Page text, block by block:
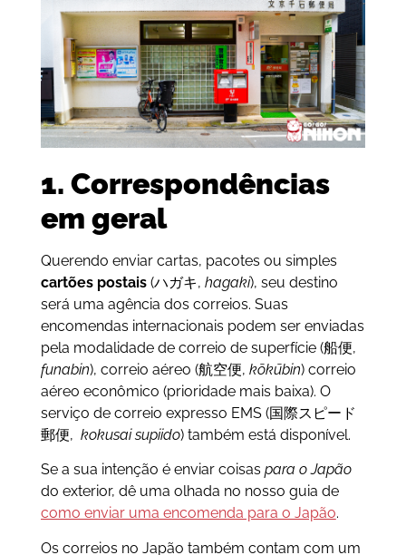
1. Correspondências
em geral
Querendo enviar cartas, pacotes ou simples
cartões postais(ハガキ, hagaki), seu destino
será uma agência dos correios. Suas
encomendas internacionais podem ser enviadas
pela modalidade de correio de superfície (船便,
funabin), correio aéreo (航空便, kōkūbin) correio
aéreo econômico (prioridade mais baixa). O
serviço de correio expresso EMS (国際スピード
郵便, kokusai supiido) também está disponível.
Se a sua intenção é enviar coisas para o Japão
do exterior, dê uma olhada no nosso guia de
como enviar uma encomenda para o Japão.
Os correios no Japão também contam com um